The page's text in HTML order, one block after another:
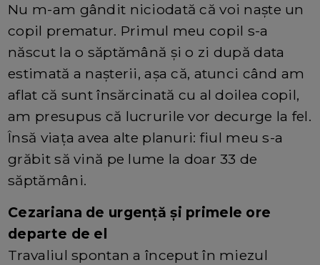
Nu m-am gândit niciodată că voi naște un
copil prematur. Primul meu copil s-a
născut la o săptămână și o zi după data
estimată a nașterii, așa că, atunci când am
aflat că sunt însărcinată cu al doilea copil,
am presupus că lucrurile vor decurge la fel.
Însă viața avea alte planuri: fiul meu s-a
grăbit să vină pe lume la doar 33 de
săptămâni.
Cezariana de urgență și primele ore
departe de el
Travaliul spontan a început în miezul